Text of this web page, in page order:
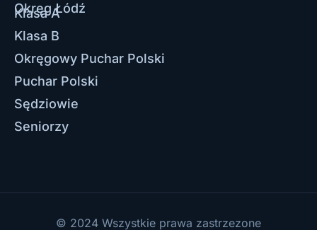
Okręg Łódź
Klasa A
Klasa B
Okręgowy Puchar Polski
Puchar Polski
Sędziowie
Seniorzy
© 2024 Wszystkie prawa zastrzezone